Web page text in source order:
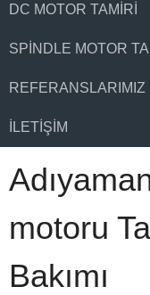
DC MOTOR TAMIRI
SPINDLE MOTOR
REFERANSLARIMIZ
İLETIŞIM
motoru
Bakımı